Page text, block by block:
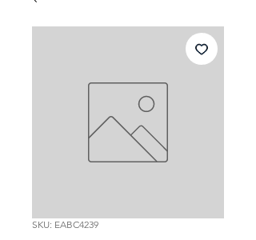
SKU: EABC4239